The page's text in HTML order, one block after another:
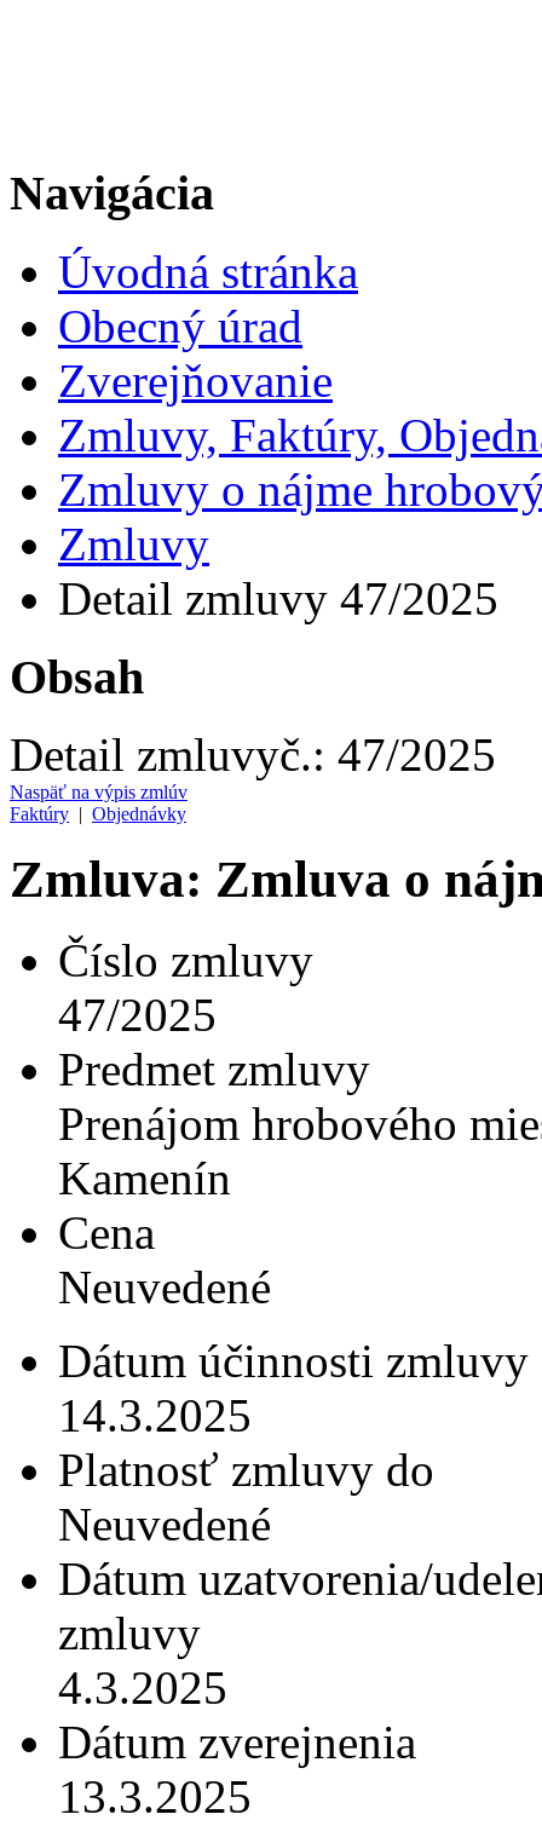
Navigácia
Úvodná stránka
Obecný úrad
Zverejňovanie
Zmluvy, Faktúry,
Zmluvy o nájme
Zmluvy
Detail zmluvy 47/2025
Obsah
Detail zmluvyč.: 47/2025
Naspäť na výpis zmlúv
Faktúry | Objednávky
Zmluva: Zmluva o
Číslo zmluvy
47/2025
Predmet zmluvy
Prenájom hrobového
Kamenín
Cena
Neuvedené
Dátum účinnosti zmluvy
14.3.2025
Platnosť zmluvy do
Neuvedené
Dátum uzatvorenia/
zmluvy
4.3.2025
Dátum zverejnenia
13.3.2025